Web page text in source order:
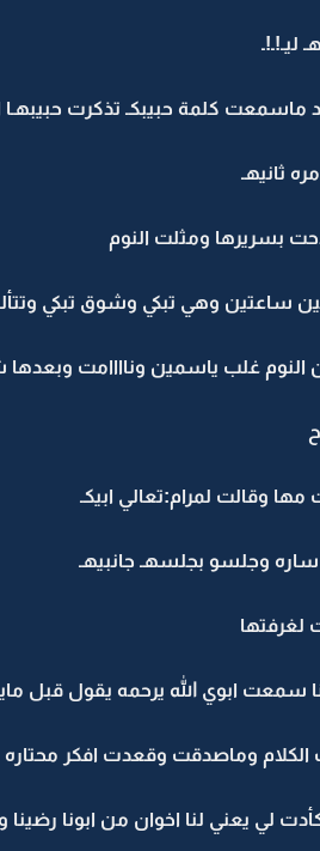
ليـ!ـ!ـ
ماسمعت كلمة حبيبكـ تذكرت حبيبهـا
ثانيهـ
بسريرها ومثلت النوم
ساعتين وهي تبكي وشوق تبكي
غلب ياسمين وناااامت وبعدها
وقالت لمرام:تعالي ابيكـ
وجلسو بجلسهـ جانبيهـ
لغرفتها
سمعت ابوي الله يرحمه يقول قبل
الكلام وماصدقت وقعدت افكر محتاره
لي يعني لنا اخوان من ابونا رضينا